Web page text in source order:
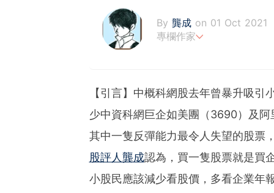
By 龔成 on 01 Oct 2021
專欄作家
-《80後百萬富翁》、《
多本財經書作者
-於網上分享投資心得，瀏
-讀中學時已開始投資股票
-運用巴菲特的價值投資法
-過往10年的投資成績，逾
-成功獲取基本財務自由
【引言】中概科網股去年曾暴升吸
少中資科網巨企如美團（3690）及
其中一隻反彈能力最令人失望的股票
股評人龔成認為，買一隻股票就是買
小股民應該減少看股價，多看企業年